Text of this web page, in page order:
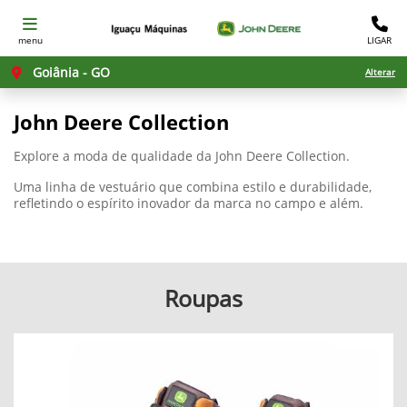
menu LIGAR
Goiânia - GO Alterar
John Deere Collection
Explore a moda de qualidade da John Deere Collection.
Uma linha de vestuário que combina estilo e durabilidade,
refletindo o espírito inovador da marca no campo e além.
Roupas